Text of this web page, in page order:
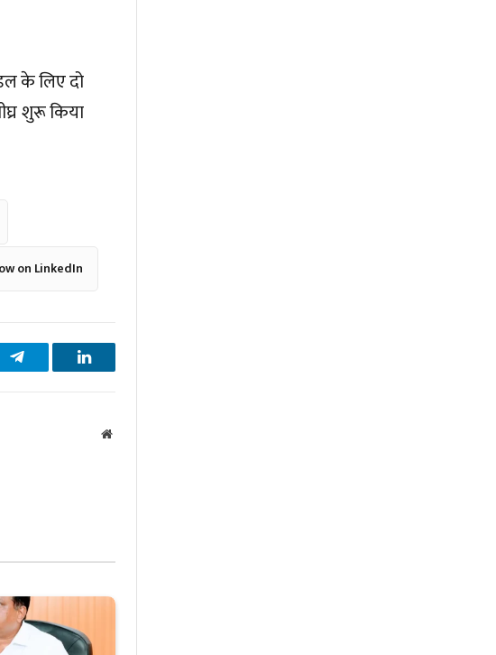
के लिए दो
शुरू किया
on LinkedIn
Telegram LinkedIn
Website